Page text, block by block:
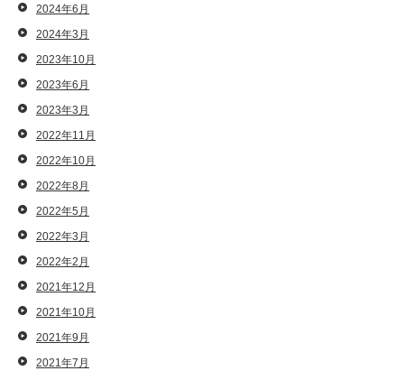
2024年6月
2024年3月
2023年10月
2023年6月
2023年3月
2022年11月
2022年10月
2022年8月
2022年5月
2022年3月
2022年2月
2021年12月
2021年10月
2021年9月
2021年7月